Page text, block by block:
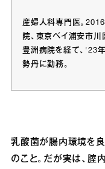
産婦人科専門医。
院、東京ベイ浦安市川
豊洲病院を経て、'23
勢丹に勤務。
乳酸菌が腸内環境を
のこと。だが実は、